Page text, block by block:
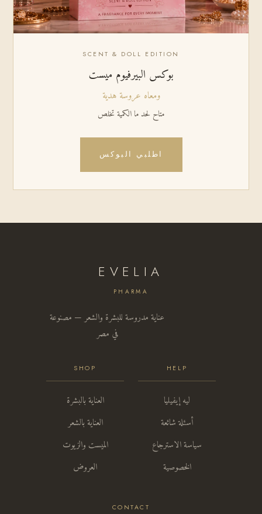
SCENT & DOLL EDITION
بوكس البيرفيوم ميست
ومعاه عروسة هدية
متاح لحد ما الكمية تخلص
اطلبي البوكس
EVELIA
PHARMA
عناية مدروسة للبشرة والشعر — مصنوعة
في مصر
SHOP
العناية بالبشرة
العناية بالشعر
الميست والزيوت
العروض
HELP
ليه إيفيليا
أسئلة شائعة
سياسة الاسترجاع
الخصوصية
CONTACT